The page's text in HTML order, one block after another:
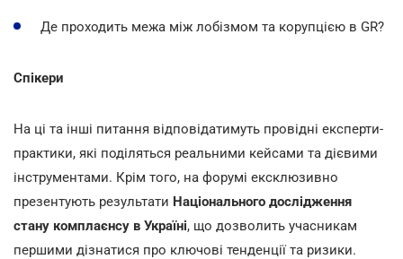
Де проходить межа між лобізмом та корупцією в GR?
Спікери
На ці та інші питання відповідатимуть провідні експерти-
практики, які поділяться реальними кейсами та дієвими
інструментами. Крім того, на форумі ексклюзивно
презентують результати Національного дослідження
стану комплаєнсу в Україні, що дозволить учасникам
першими дізнатися про ключові тенденції та ризики.